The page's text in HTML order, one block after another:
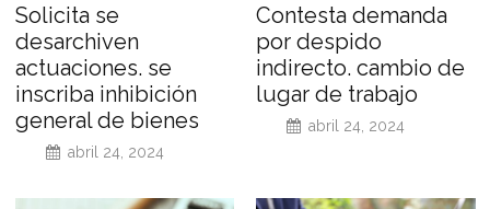
Solicita se
desarchiven
actuaciones. se
inscriba inhibición
general de bienes
abril 24, 2024
Contesta demanda
por despido
indirecto. cambio de
lugar de trabajo
abril 24, 2024